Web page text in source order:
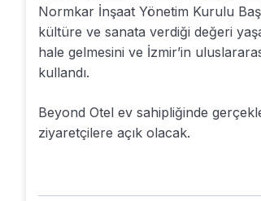
Normkar İnşaat Yönetim Kurulu
kültüre ve sanata verdiği değeri
hale gelmesini ve İzmir’in
kullandı.
Beyond Otel ev sahipliğinde
ziyaretçilere açık olacak.